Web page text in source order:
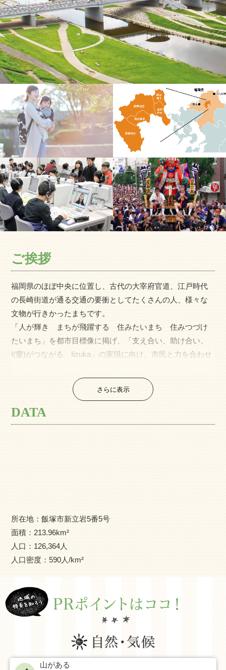
ご挨拶
福岡県のほぼ中央に位置し、古代の大宰府官道、江戸時代
の長崎街道が通る交通の要衝としてたくさんの人、様々な
文物が行きかったまちです。
「人が輝き まちが飛躍する 住みたいまち 住みつづけ
たいまち」を都市目標像に掲げ、「支え合い、助け合い、
I(愛)がつながる Iizuka」の実現に向け、市民と力を合わせ
さらに表示
DATA
所在地：飯塚市新立岩5番5号
面積： 213.96km²
人口： 126,364人
人口密度：590人/km²
山がある